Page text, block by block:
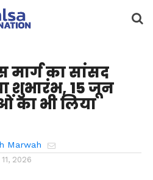
मार्ग का सांसद
शुभारंभ, 15 जून
का भी लिया
Marwah
2026